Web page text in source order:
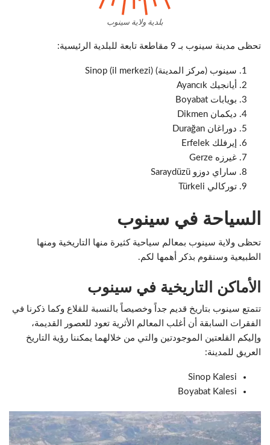
بلدية ولاية سينوب
تحظى مدينة سينوب بـ 9 مقاطعة تابعة للبلدية الرئيسية:
سينوب (مركز المدينة) Sinop (il merkezi)
أيانجيك Ayancık
بويابات Boyabat
ديكمان Dikmen
دوراغان Durağan
إيرفلك Erfelek
غيرزه Gerze
ساراي دوزو Saraydüzü
توركالي Türkeli
السياحة في سينوب
تحظى ولاية سينوب بمعالم سياحية كثيرة منها التاريخية ومنها
الطبيعية وسنقوم بذكر أهمها لكم.
الأماكن التاريخية في سينوب
تتمتع سينوب بتاريخ قديم جداً وخصيصاً بالنسبة للقلاع وكما ذكرنا في
الفقرات السابقة أن أغلب المعالم الأثرية تعود للعصور القديمة،
وإليكم القلعتين الموجودتين والتي من خلالهما يمكننا رؤية التاريخ
العريق للمدينة:
Sinop Kalesi
Boyabat Kalesi